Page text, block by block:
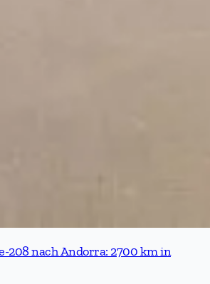
208 nach Andorra: 2700 km in